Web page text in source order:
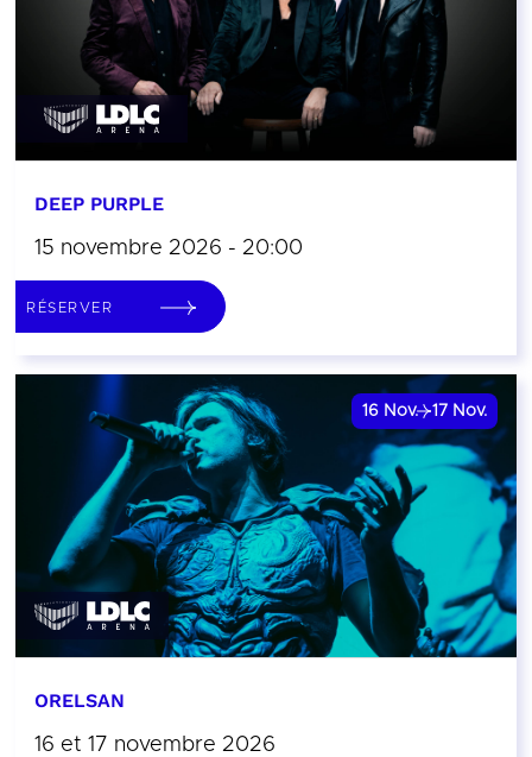
DEEP PURPLE
15 novembre 2026 - 20:00
RÉSERVER
16 Nov. 17 Nov.
ORELSAN
16 et 17 novembre 2026